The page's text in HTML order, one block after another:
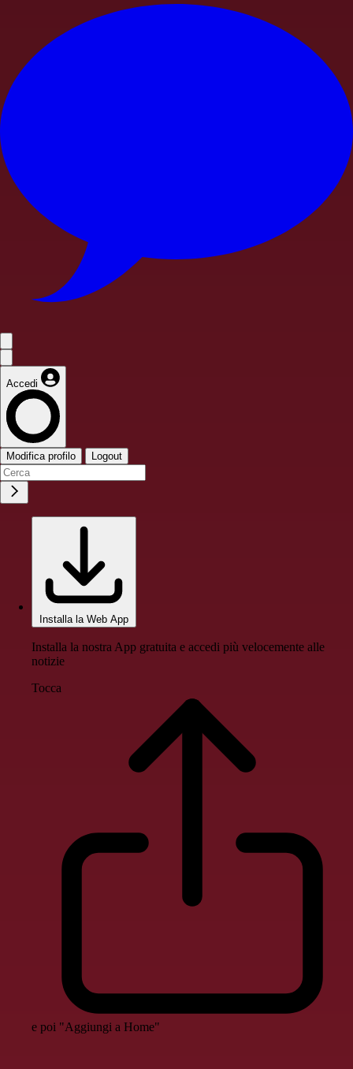
Accedi
Modifica profilo Logout
Installa la Web App
Installa la nostra App gratuita e accedi più velocemente alle
notizie
Tocca
e poi "Aggiungi a Home"